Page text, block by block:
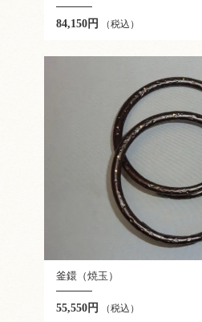
84,150円 （税込）
釜鐶（焼玉）
55,550円 （税込）